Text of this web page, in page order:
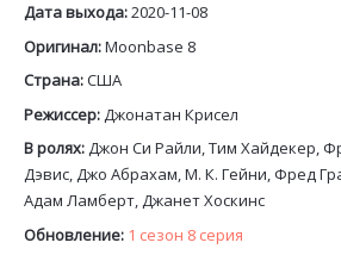
Дата выхода:2020-11-08
Оригинал:Moonbase 8
Страна:США
Режиссер: Джонатан Крисел
В ролях:Джон Си Райли, Тим Хайдекер,
Дэвис, Джо Абрахам, М. К. Гейни, Фред
Адам Ламберт, Джанет Хоскинс
Обновление: 1 сезон 8 серия